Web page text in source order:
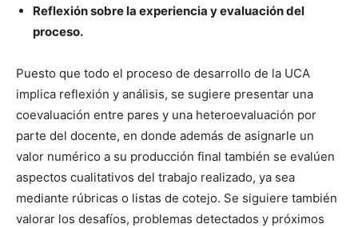
Reflexión sobre la experiencia y evaluación del
proceso.
Puesto que todo el proceso de desarrollo de la UCA
implica reflexión y análisis, se sugiere presentar una
coevaluación entre pares y una heteroevaluación por
parte del docente, en donde además de asignarle un
valor numérico a su producción final también se evalúen
aspectos cualitativos del trabajo realizado, ya sea
mediante rúbricas o listas de cotejo. Se siguiere también
valorar los desafíos, problemas detectados y próximos